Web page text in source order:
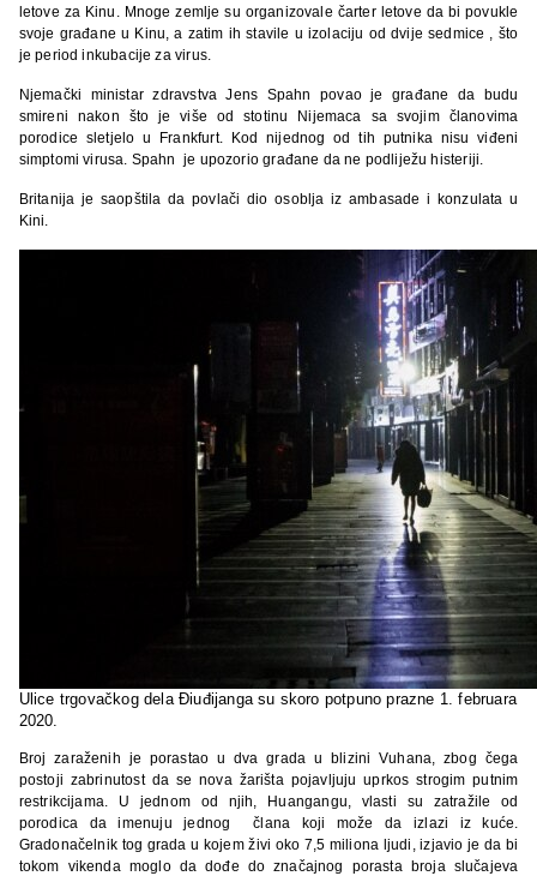
letove za Kinu. Mnoge zemlje su organizovale čarter letove da bi povukle
svoje građane u Kinu, a zatim ih stavile u izolaciju od dvije sedmice , što
je period inkubacije za virus.
Njemački ministar zdravstva Jens Spahn povao je građane da budu
smireni nakon što je više od stotinu Nijemaca sa svojim članovima
porodice sletjelo u Frankfurt. Kod nijednog od tih putnika nisu viđeni
simptomi virusa. Spahn je upozorio građane da ne podliježu histeriji.
Britanija je saopštila da povlači dio osoblja iz ambasade i konzulata u
Kini.
Ulice trgovačkog dela Điuđijanga su skoro potpuno prazne 1. februara
2020.
Broj zaraženih je porastao u dva grada u blizini Vuhana, zbog čega
postoji zabrinutost da se nova žarišta pojavljuju uprkos strogim putnim
restrikcijama. U jednom od njih, Huangangu, vlasti su zatražile od
porodica da imenuju jednog člana koji može da izlazi iz kuće.
Gradonačelnik tog grada u kojem živi oko 7,5 miliona ljudi, izjavio je da bi
tokom vikenda moglo da dođe do značajnog porasta broja slučajeva